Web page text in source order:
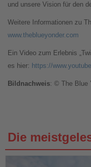
und unsere Vision für den
Weitere Informationen zu
www.theblueyonder.com
Ein Video zum Erlebnis
es hier: https://
Bildnachweis: © The Blue
Die